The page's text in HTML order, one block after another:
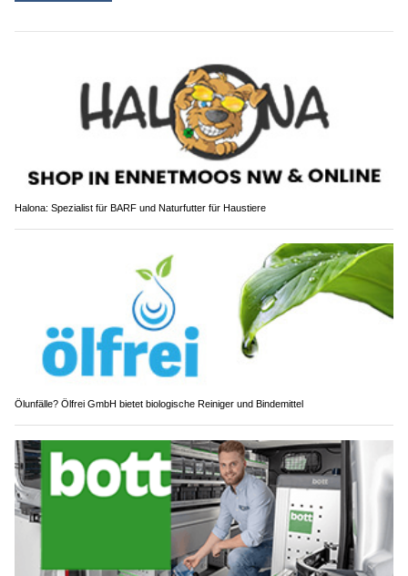
Halona: Spezialist für BARF und Naturfutter für Haustiere
Ölunfälle? Ölfrei GmbH bietet biologische Reiniger und Bindemittel